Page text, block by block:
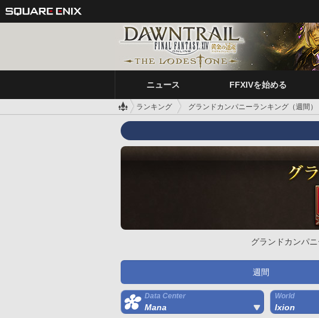
ニュース FFXIVを始める
ランキング グランドカンパニーランキング（週間）
グランドカンパ
週間
Data Center
Mana
World
Ixion